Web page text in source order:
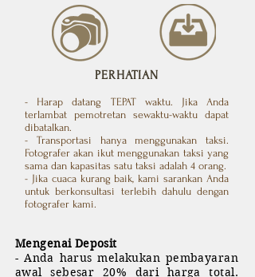
PERHATIAN
- Harap datang TEPAT waktu. Jika Anda
terlambat pemotretan sewaktu-waktu dapat
dibatalkan.
- Transportasi hanya menggunakan taksi.
Fotografer akan ikut menggunakan taksi yang
sama dan kapasitas satu taksi adalah 4 orang.
- Jika cuaca kurang baik, kami sarankan Anda
untuk berkonsultasi terlebih dahulu dengan
fotografer kami.
Mengenai Deposit
- Anda harus melakukan pembayaran
awal sebesar 20% dari harga total.